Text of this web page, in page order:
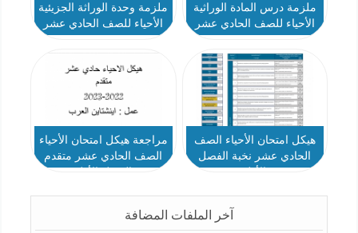
ملزمة درس المادة الوراثية
الأحياء للصف الحادي عشر
ملزمة وحدة الوراثة الجزيئية
الأحياء للصف الحادي عشر
هيكل امتحان الأحياء الصف
الحادي عشر نخبة الفصل
مراجعة هيكل امتحان الأحياء
الصف الحادي عشر متقدم
آخر الملفات المضافة